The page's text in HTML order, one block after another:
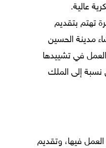
عالية.
تهتم بتقديم
التفكير حينها بإنشاء مدينة الحسين
العمل في تشييدها
الحسين نسبة إلى الملك
فيها، وتقديم